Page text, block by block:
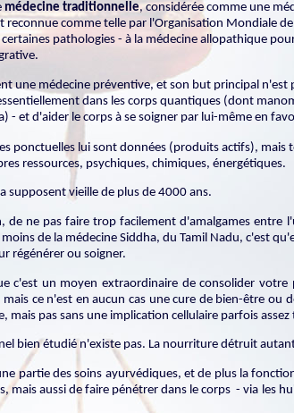
médecine traditionnelle, considérée comme une
reconnue comme telle par l'Organisation Mondiale
certaines pathologies - à la médecine allopathique
une médecine préventive, et son but principal n'est
dans les corps quantiques (dont
- et d'aider le corps à se soigner par lui-même en
ponctuelles lui sont données (produits actifs),
ressources, psychiques, chimiques, énergétiques.
supposent vieille de plus de 4000 ans.
de ne pas faire trop facilement d'amalgames entre
de la médecine Siddha, du Tamil Nadu, c'est
régénérer ou soigner.
c'est un moyen extraordinaire de consolider
ce n'est en aucun cas une cure de bien-être ou
pas sans une implication cellulaire parfois assez
bien étudié n'existe pas. La nourriture détruit
partie des soins ayurvédiques, et de plus la
mais aussi de faire pénétrer dans le corps - via les